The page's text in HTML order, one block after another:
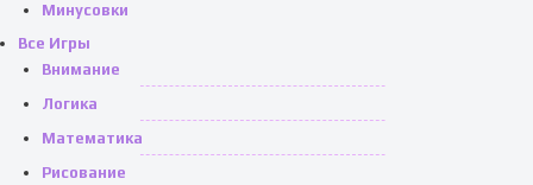
Минусовки
Все Игры
Внимание
Логика
Математика
Рисование